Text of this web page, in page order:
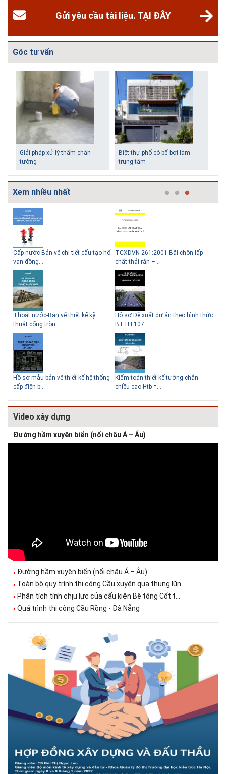
Gửi yêu cầu tài liệu. TẠI ĐÂY
Góc tư vấn
Biệt thự phố có bể bơi làm
trung tâm
Những ngôi nhà một tầng ít
tiền vẫn đẹp
Lý do nên sử dụng gạch block
để xây nhà
Thiết kế nhà siêu nhỏ độc đáo
Giải pháp xử lý thấm chân
tường
Xem nhiều nhất
Cấp nước-Bản vẽ chi tiết cấu tạo hố
van đồng...
Thoát nước-Bản vẽ thiết kế kỹ
thuật cống tròn...
Hồ sơ mẫu bản vẽ thiết kế hệ thống
cấp điện b...
TCXDVN 261:2001 Bãi chôn lấp
chất thải rắn –...
Hồ sơ Đề xuất dự án theo hình thức
BT HT107
Kiểm toán thiết kế tường chắn
chiều cao Htb =...
Video xây dựng
Đường hầm xuyên biển (nối châu Á – Âu)
Đường hầm xuyên biển (nối châu Á – Âu)
Toàn bộ quy trình thi công Cầu xuyên qua thung lũn...
Phân tích tính chịu lực của cấu kiện Bê tông Cốt t...
Quá trình thi công Cầu Rồng - Đà Nẵng